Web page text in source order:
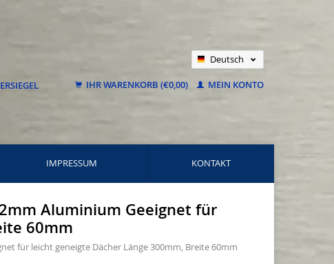
Deutsch
Français
IHR WARENKORB (€0,00) MEIN KONTO
IMPRESSUM KONTAKT
Aluminium Geeignet für
60mm
für leicht geneigte Dächer Länge 300mm, Breite 60mm